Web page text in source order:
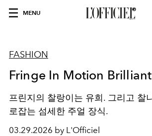
MENU
FASHION
Fringe In Motion
프린지의 찰랑이는 유희. 그리고 찰
로잡는 섬세한 주얼 장식.
03.29.2026 by L'Officiel